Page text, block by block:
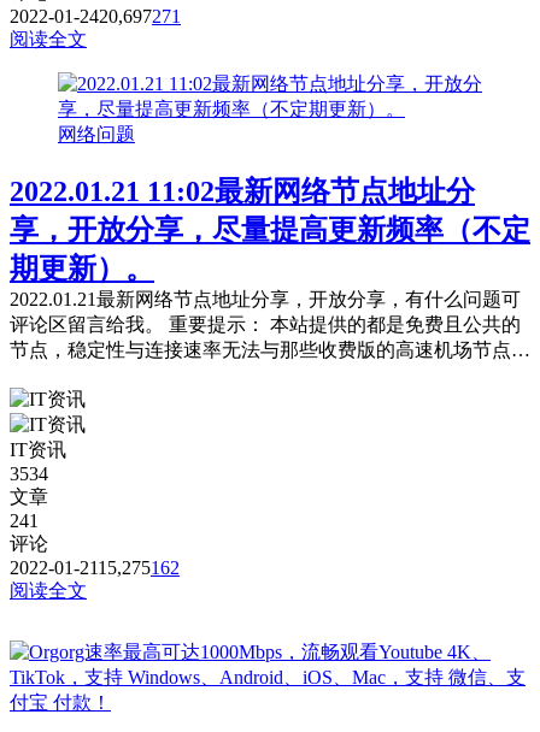
2022-01-2420,697271
阅读全文
网络问题
2022.01.21 11:02最新网络节点地址分
享，开放分享，尽量提高更新频率（不定
期更新）。
2022.01.21最新网络节点地址分享，开放分享，有什么问题可
评论区留言给我。 重要提示： 本站提供的都是免费且公共的
节点，稳定性与连接速率无法与那些收费版的高速机场节点相
你自己的网络环境（本地连接当中的DNS，手动配置一下：4
个114，4个1，4.4.8.8，8.8.8.8或是其它公共的DNS。） 第
二：免费公共的节点，用的人太多，稳定性...
IT资讯
3534
文章
241
评论
2022-01-2115,275162
阅读全文